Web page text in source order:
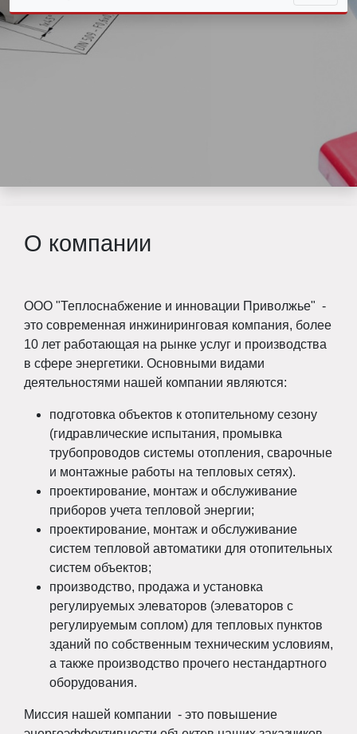
О компании
ООО "Теплоснабжение и инновации Приволжье" -
это современная инжиниринговая компания, более
10 лет работающая на рынке услуг и производства
в сфере энергетики. Основными видами
деятельностями нашей компании являются:
подготовка объектов к отопительному сезону
(гидравлические испытания, промывка
трубопроводов системы отопления, сварочные
и монтажные работы на тепловых сетях).
проектирование, монтаж и обслуживание
приборов учета тепловой энергии;
проектирование, монтаж и обслуживание
систем тепловой автоматики для отопительных
систем объектов;
производство, продажа и установка
регулируемых элеваторов (элеваторов с
регулируемым соплом) для тепловых пунктов
зданий по собственным техническим условиям,
а также производство прочего нестандартного
оборудования.
Миссия нашей компании - это повышение